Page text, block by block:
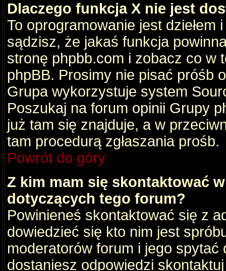
Dlaczego funkcja X nie jest
To oprogramowanie jest dziełem
sądzisz, że jakaś funkcja
stronę phpbb.com i zobacz co w
phpBB. Prosimy nie pisać próśb
Grupa wykorzystuje system
Poszukaj na forum opinii Grupy
już tam się znajduje, a w
tam procedurą zgłaszania prośb.
Powrót do góry
Z kim mam się skontaktować
dotyczących tego forum?
Powinieneś skontaktować się z
dowiedzieć się kto nim jest
moderatorów forum i jego
dostaniesz odpowiedzi